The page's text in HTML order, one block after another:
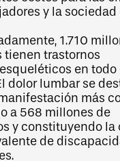
y la sociedad
1.710
tienen trastornos
en todo
dolor lumbar se
más
a 568 millones de
y constituyendo la
de